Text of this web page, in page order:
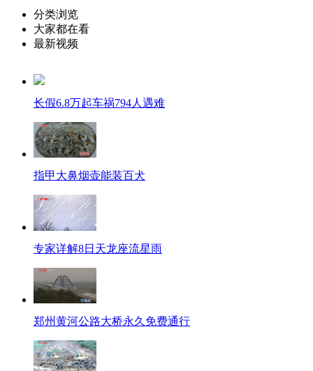
分类浏览
大家都在看
最新视频
长假6.8万起车祸794人遇难
指甲大鼻烟壶能装百犬
专家详解8日天龙座流星雨
郑州黄河公路大桥永久免费通行